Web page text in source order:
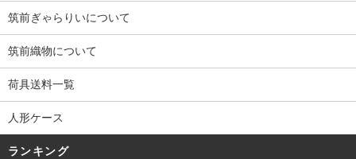
筑前ぎゃらりいについて
筑前織物について
荷具送料一覧
人形ケース
ランキング